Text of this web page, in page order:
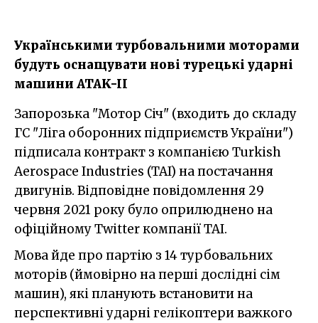
Українськими турбовальними моторами
будуть оснащувати нові турецькі ударні
машини ATAK-II
Запорозька "Мотор Січ" (входить до складу
ГС "Ліга оборонних підприємств України")
підписала контракт з компанією Turkish
Aerospace Industries (TAI) на постачання
двигунів. Відповідне повідомлення 29
червня 2021 року було оприлюднено на
офіційному Twitter компанії TAI.
Мова йде про партію з 14 турбовальних
моторів (ймовірно на перші дослідні сім
машин), які планують встановити на
перспективні ударні гелікоптери важкого